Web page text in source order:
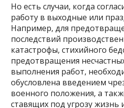
Но есть случаи, когда
работу в выходные или
Например, для
последствий
катастрофы, стихийного
предотвращения
выполнения работ,
обусловлена введением
военного положения, а
ставящих под угрозу